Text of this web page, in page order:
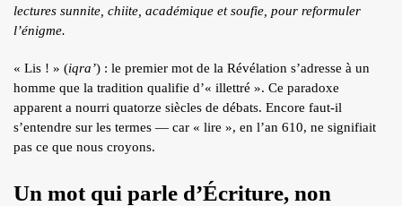
BLOG
QUI S.N.
RECRUTEMENT
lectures sunnite, chiite, académique et soufie, pour reformuler
l’énigme.
« Lis ! » (iqra’) : le premier mot de la Révélation s’adresse à un
homme que la tradition qualifie d’« illettré ». Ce paradoxe
apparent a nourri quatorze siècles de débats. Encore faut-il
s’entendre sur les termes — car « lire », en l’an 610, ne signifiait
pas ce que nous croyons.
Un mot qui parle d’Écriture, non